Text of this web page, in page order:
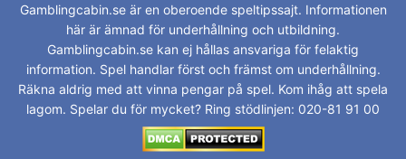
Gamblingcabin.se är en oberoende speltipssajt. Informationen
här är ämnad för underhållning och utbildning.
Gamblingcabin.se kan ej hållas ansvariga för felaktig
information. Spel handlar först och främst om underhållning.
Räkna aldrig med att vinna pengar på spel. Kom ihåg att spela
lagom. Spelar du för mycket? Ring stödlinjen: 020-81 91 00